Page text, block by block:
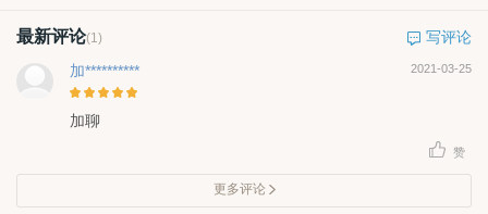
最新评论(1)
写评论
加**********
2021-03-25
加聊
赞
更多评论